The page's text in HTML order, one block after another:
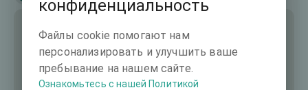
конфиденциальность
Файлы cookie помогают нам
персонализировать и улучшить ваше
пребывание на нашем сайте.
Ознакомьтесь с нашей Политикой